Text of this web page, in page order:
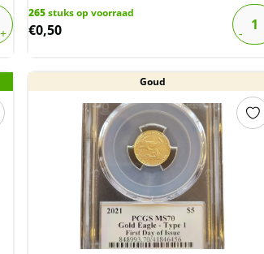
265stuks op voorraad
€0,50
Goud